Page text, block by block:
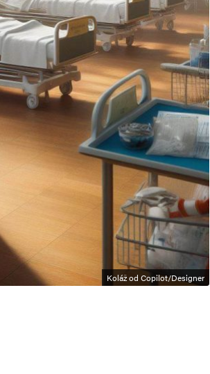
Koláž od Copilot/Designer